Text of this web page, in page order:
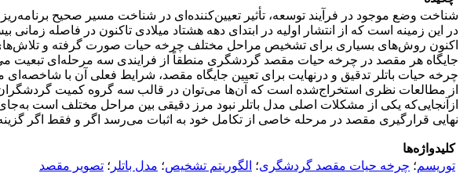
شناخت وضع موجود در فرآیند توسعه، تأثیر تعیین‌کننده‌ای در شناخت مسیر صحیح
در این زمینه است که از انتشار اولیه در ابتدای دهه هشتاد میلادی تاکنون در فاصله
اکنون روش‌های بسیاری برای تشخیص مراحل مختلف چرخه حیات صورت گرفته و تلاش‌های
جایگاه هر مقصد در چرخه حیات مقصد گردشگری منطقاً از فرایندی سه مرحله‌ای تبعیت
چرخه حیات باتلر تدقیق و درنهایت برای تعیین جایگاه مقصد، شرایط فعلی آن با
از مطالعات نظری استخراج‌شده است که آن‌ها می‌توان در قالب سه گروه کمیت
ازآنجایی‌که یکی از مشکلات اصلی مدل باتلر نبود مرز دقیقی بین مراحل مختلف است به‌جای
نهایی قرارگیری مقصد در مرحله خاصی از تکامل خود به اثبات می‌رسد اگر و فقط اگر
کلیدواژه‌ها
توریسم؛ چرخه حیات مقصد گردشگری؛ الگوریتم تشخیص؛ مدل باتلر ؛ تصویر مقصد